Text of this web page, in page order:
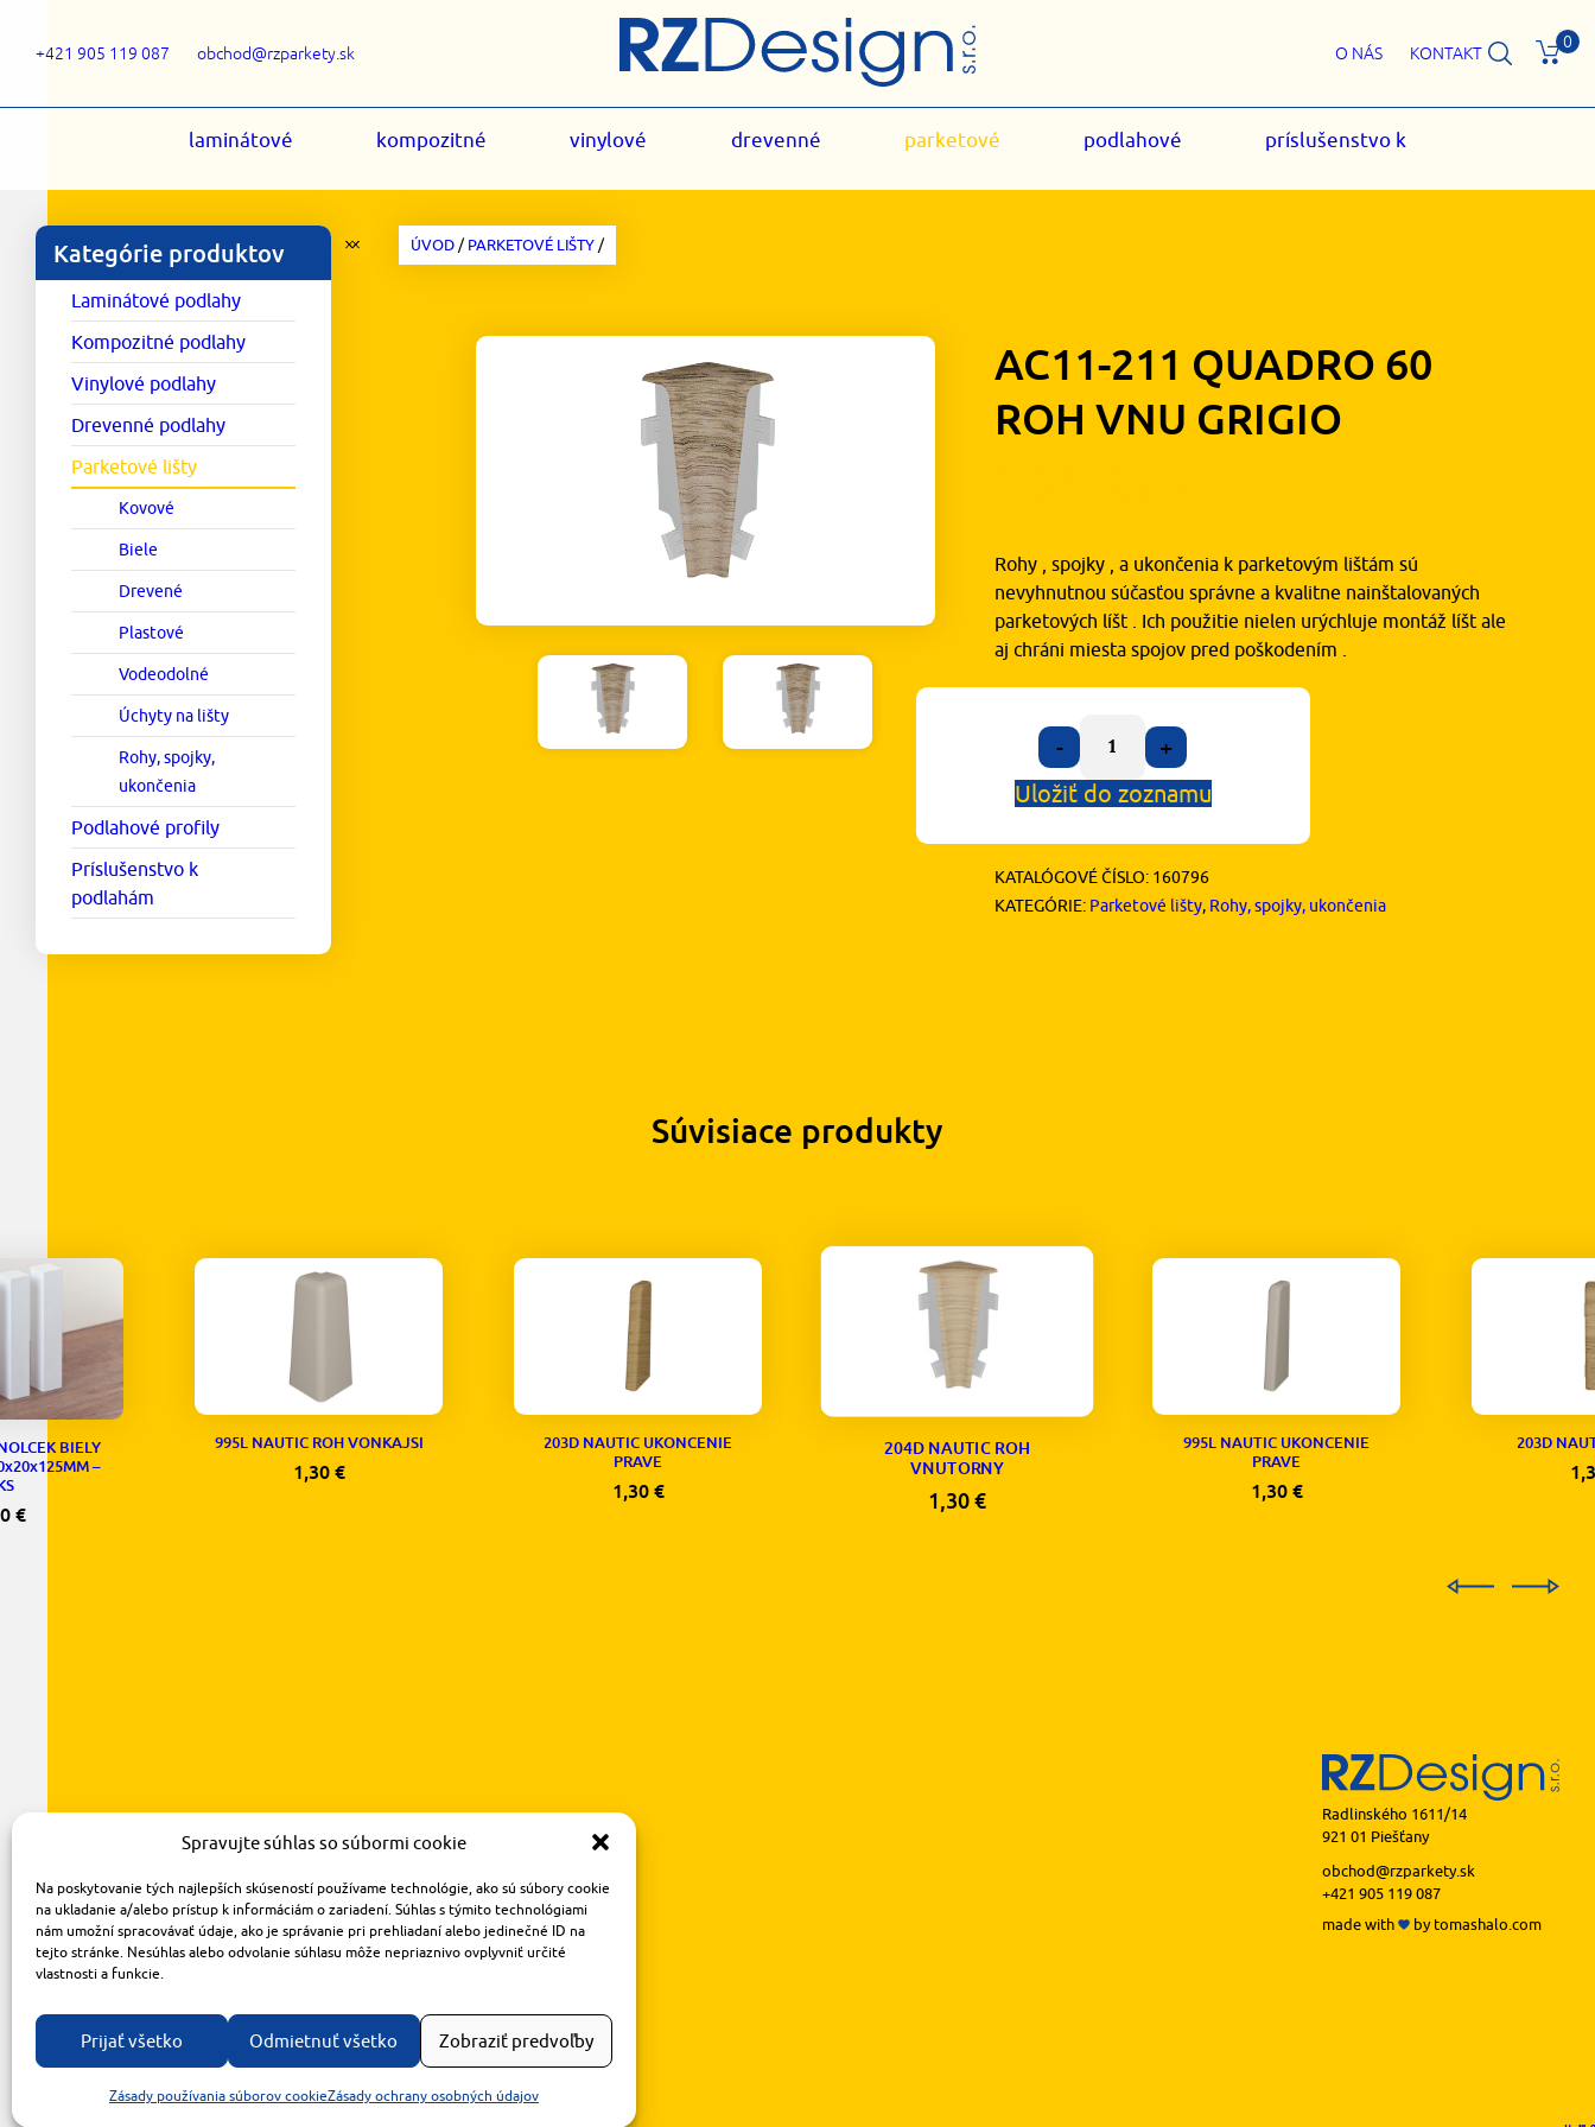
Spravujte súhlas so súbormi cookie
Na poskytovanie tých najlepších skúseností používame technológie, ako sú súbory cookie
na ukladanie a/alebo prístup k informáciám o zariadení. Súhlas s týmito technológiami
nám umožní spracovávať údaje, ako je správanie pri prehliadaní alebo jedinečné ID na
tejto stránke. Nesúhlas alebo odvolanie súhlasu môže nepriaznivo ovplyvniť určité
vlastnosti a funkcie.
Prijať všetko Odmietnuť všetko Zobraziť predvoľby
Zásady používania súborov cookieZásady ochrany osobných údajov
+421 905 119 087 obchod@rzparkety.sk O NÁS KONTAKT
0
laminátové kompozitné vinylové drevenné parketové podlahové príslušenstvo k
Kategórie produktov
Laminátové podlahy
Kompozitné podlahy
Vinylové podlahy
Drevenné podlahy
Parketové lišty
Kovové
Biele
Drevené
Plastové
Vodeodolné
Úchyty na lišty
Rohy, spojky,
ukončenia
Podlahové profily
Príslušenstvo k
podlahám
ÚVOD/PARKETOVÉ LIŠTY/
AC11-211 QUADRO 60
ROH VNU GRIGIO
Rohy , spojky , a ukončenia k parketovým lištám sú
nevyhnutnou súčasťou správne a kvalitne nainštalovaných
parketových líšt . Ich použitie nielen urýchluje montáž líšt ale
aj chráni miesta spojov pred poškodením .
-
+
Uložiť do zoznamu
KATALÓGOVÉ ČÍSLO: 160796
KATEGÓRIE: Parketové lišty, Rohy, spojky, ukončenia
Súvisiace produkty
BIELY
–
€
995L NAUTIC ROH VONKAJSI
1,30 €
203D NAUTIC UKONCENIE
PRAVE
1,30 €
204D NAUTIC ROH
VNUTORNY
1,30€
995L NAUTIC UKONCENIE
PRAVE
1,30 €
203D
Radlinského 1611/14
921 01 Piešťany
obchod@rzparkety.sk
+421 905 119 087
made with
bytomashalo.com